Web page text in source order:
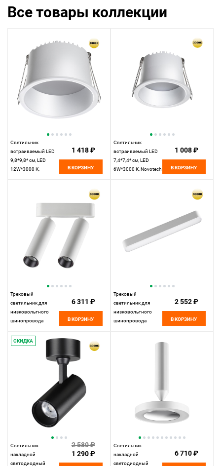
Все товары коллекции
Светильник
встраиваемый LED
9,8*9,8* см, LED
12W*3000 К,
1 418 ₽
В КОРЗИНУ
Светильник
встраиваемый LED
7,4*7,4* см, LED
6W*3000 К, Novotech
1 008 ₽
В КОРЗИНУ
Трековый
светильник для
низковольтного
шинопровода
14W*3000 К,
Novotech Shino Smal,
6 311 ₽
В КОРЗИНУ
Трековый
светильник для
низковольтного
шинопровода
2 552 ₽
В КОРЗИНУ
СКИДКА
Светильник
накладной
светодиодный
2 580 ₽
1 290 ₽
Светильник
накладной
светодиодный
6 710 ₽